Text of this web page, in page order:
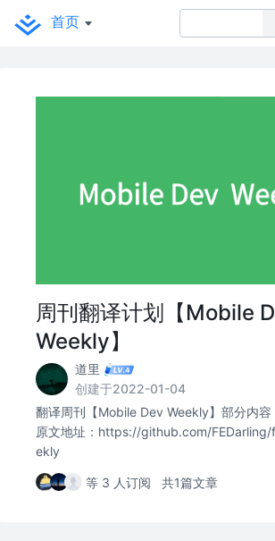
首页
周刊翻译计划【Mobile
Weekly】
道里
创建于2022-01-04
翻译周刊【Mobile Dev Weekly】部分内容
原文地址：https://github.com/
ekly
等 3 人订阅 共1篇文章